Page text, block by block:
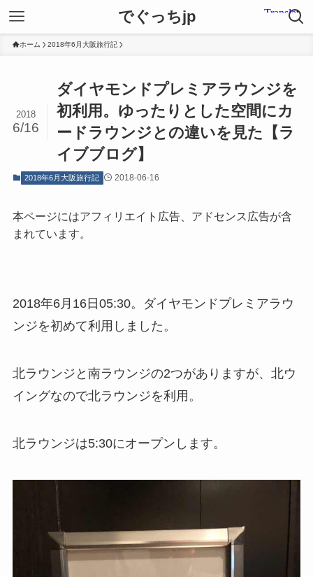
でぐっちjp
ホーム 2018年6月大阪旅行記
ダイヤモンドプレミアラウンジを
初利用。ゆったりとした空間にカ
ードラウンジとの違いを見た【ラ
イブブログ】
2018
6/16
2018年6月大阪旅行記 2018-06-16
本ページにはアフィリエイト広告、アドセンス広告が含
まれています。
2018年6月16日05:30。ダイヤモンドプレミアラウ
ンジを初めて利用しました。
北ラウンジと南ラウンジの2つがありますが、北ウ
イングなので北ラウンジを利用。
北ラウンジは5:30にオープンします。